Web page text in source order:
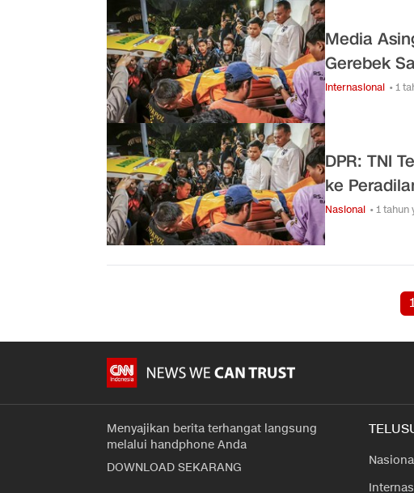
Media
Gerebek
Internasional • 1
DPR: TNI
ke
Nasional • 1 tahun
Menyajikan berita terhangat langsung
melalui handphone Anda
DOWNLOAD SEKARANG